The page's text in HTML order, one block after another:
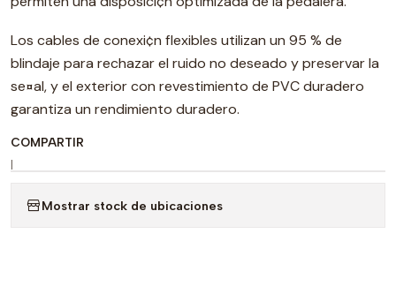
Los cables de conexi¢n flexibles utilizan un 95 % de
blindaje para rechazar el ruido no deseado y preservar la
se¤al, y el exterior con revestimiento de PVC duradero
garantiza un rendimiento duradero.
COMPARTIR
|
Mostrar stock de ubicaciones